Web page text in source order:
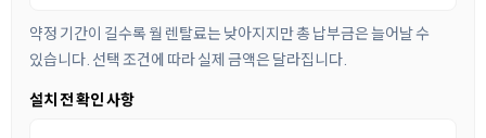
약정 기간이 길수록 월 렌탈료는 낮아지지만 총 납부금은 늘어날 수
있습니다. 선택 조건에 따라 실제 금액은 달라집니다.
설치 전 확인 사항